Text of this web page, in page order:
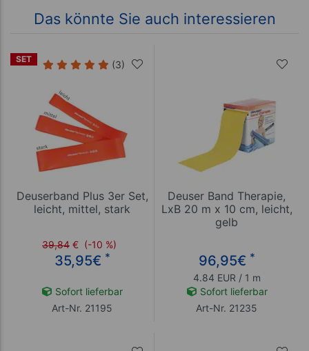
Das könnte Sie auch interessieren
SET (3)
Deuserband Plus 3er Set,
leicht, mittel, stark
39,84 € (-10 %)
35,95€ *
Sofort lieferbar
Art-Nr. 21195
Deuser Band Therapie,
LxB 20 m x 10 cm, leicht,
gelb
96,95€ *
4.84 EUR / 1 m
Sofort lieferbar
Art-Nr. 21235